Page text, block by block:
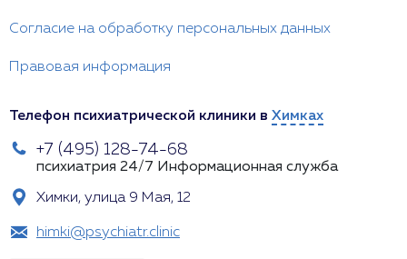
Согласие на обработку персональных данных
Правовая информация
Телефон психиатрической клиники в Химках
+7 (495) 128-74-68
психиатрия 24/7 Информационная служба
Химки, улица 9 Мая, 12
himki@psychiatr.clinic